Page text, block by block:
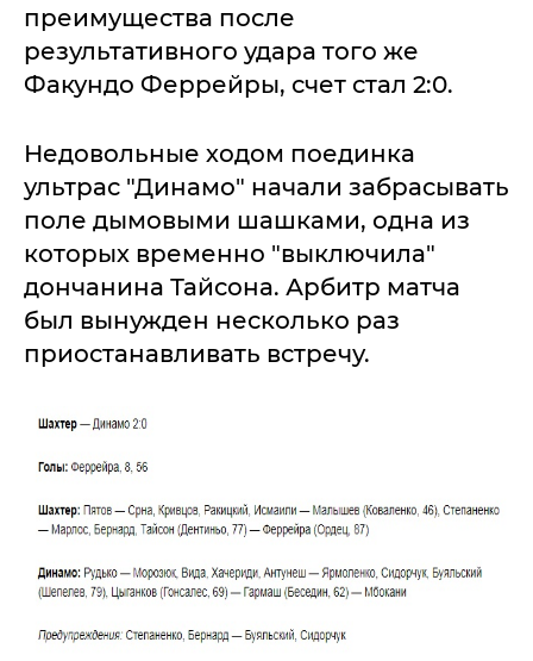
преимущества после
результативного удара того же
Факундо Феррейры, счет стал 2:0.
Недовольные ходом поединка
ультрас "Динамо" начали забрасывать
поле дымовыми шашками, одна из
которых временно "выключила"
дончанина Тайсона. Арбитр матча
был вынужден несколько раз
приостанавливать встречу.